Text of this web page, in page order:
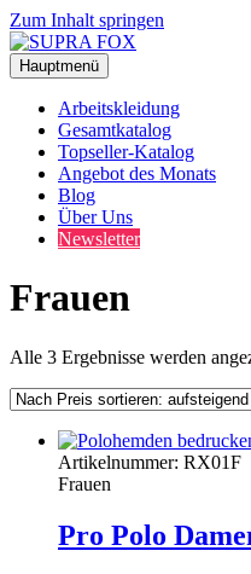
Zum Inhalt springen
Hauptmenü
Arbeitskleidung
Gesamtkatalog
Topseller-Katalog
Angebot des Monats
Blog
Über Uns
Newsletter
Frauen
Alle 3 Ergebnisse werden
Artikelnummer: RX01F
Frauen
Pro Polo